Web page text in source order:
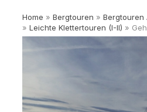
Home » Bergtouren » Bergtouren
» Leichte Klettertouren (I-II) »